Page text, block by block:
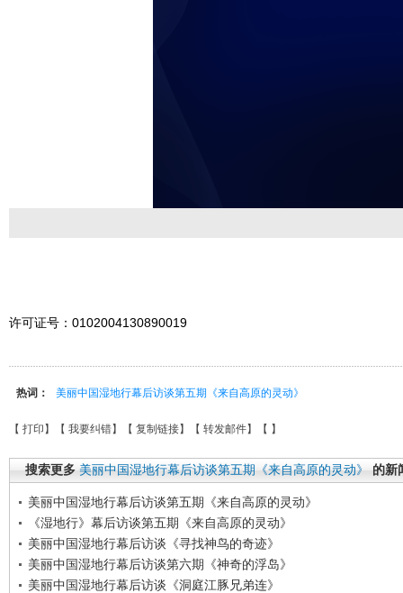
许可证号：0102004130890019
热词： 美丽中国湿地行幕后访谈第五期《来自高原的灵动》
【 打印 】【 我要纠错】【 复制链接】【 转发邮件】【 】
搜索更多 美丽中国湿地行幕后访谈第五期《来自高原的灵动》 的新
美丽中国湿地行幕后访谈第五期《来自高原的灵动》
《湿地行》幕后访谈第五期《来自高原的灵动》
美丽中国湿地行幕后访谈《寻找神鸟的奇迹》
美丽中国湿地行幕后访谈第六期《神奇的浮岛》
美丽中国湿地行幕后访谈《洞庭江豚兄弟连》